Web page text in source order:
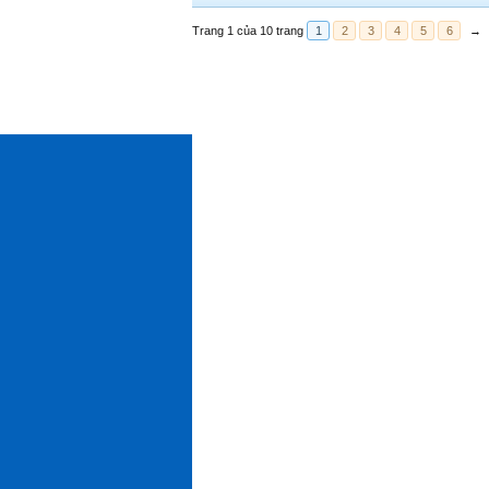
Trang 1 của 10 trang 1 2 3 4 5 6 →